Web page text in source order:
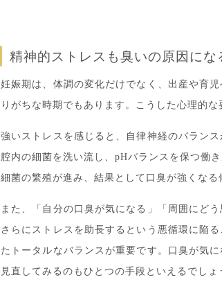
精神的ストレスも臭いの原因にな
妊娠期は、体調の変化だけでなく、出産や育
りがちな時期でもあります。こうした心理的
強いストレスを感じると、自律神経のバラン
腔内の細菌を洗い流し、pHバランスを保つ働
細菌の繁殖が進み、結果として口臭が強くなる
また、「自分の口臭が気になる」「周囲にど
さらにストレスを助長するという悪循環に陥
たトータルなバランスが重要です。口臭が気
見直してみるのもひとつの手段といえるでしょ